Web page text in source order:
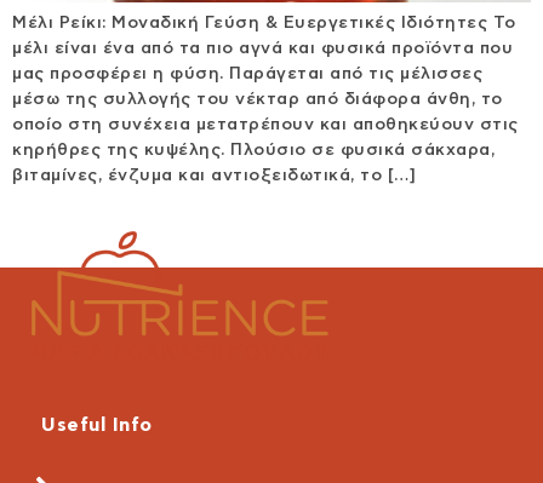
Μέλι Ρείκι: Μοναδική Γεύση & Ευεργετικές Ιδιότητες Το
μέλι είναι ένα από τα πιο αγνά και φυσικά προϊόντα που
μας προσφέρει η φύση. Παράγεται από τις μέλισσες
μέσω της συλλογής του νέκταρ από διάφορα άνθη, το
οποίο στη συνέχεια μετατρέπουν και αποθηκεύουν στις
κηρήθρες της κυψέλης. Πλούσιο σε φυσικά σάκχαρα,
βιταμίνες, ένζυμα και αντιοξειδωτικά, το […]
Useful Info